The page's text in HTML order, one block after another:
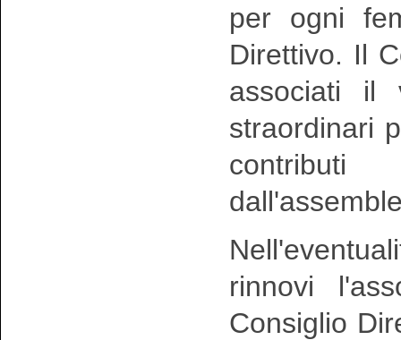
per ogni
Direttivo. Il
associati il
straordinari
contributi
rinnovi
Consiglio